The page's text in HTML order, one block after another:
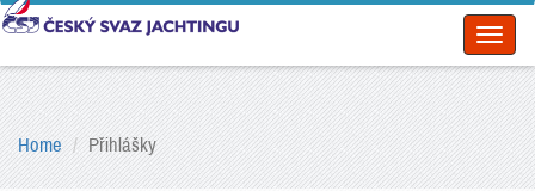
Home Přihlášky